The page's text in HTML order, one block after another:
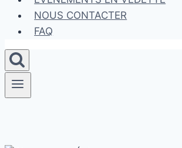
NOUS CONTACTER
FAQ